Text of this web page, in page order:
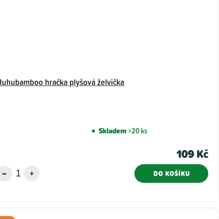
hračka plyšová želvička
Skladem>20 ks
109 Kč
DO KOŠÍKU